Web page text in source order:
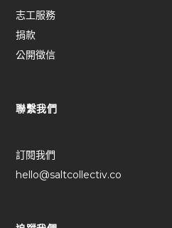
志工服務
捐款
公開徵信
聯繫我們
訂閱我們
hello@saltcollectiv.co